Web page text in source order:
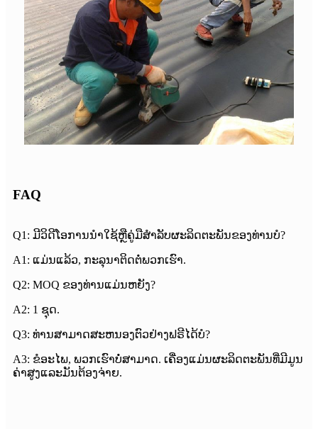
FAQ
Q1: ມີວິດີໂອການນໍາໃຊ້ຫຼືຄູ່ມືສໍາລັບຜະລິດຕະພັນຂອງທ່ານບໍ?
A1: ແມ່ນແລ້ວ, ກະລຸນາຕິດຕໍ່ພວກເຮົາ.
Q2: MOQ ຂອງທ່ານແມ່ນຫຍັງ?
A2: 1 ຊຸດ.
Q3: ທ່ານສາມາດສະຫນອງຕົວຢ່າງຟຣີໄດ້ບໍ?
A3: ຂໍອະໄພ, ພວກເຮົາບໍ່ສາມາດ. ເຄື່ອງແມ່ນຜະລິດຕະພັນທີ່ມີມູນ
ຄ່າສູງແລະມັນຕ້ອງຈ່າຍ.